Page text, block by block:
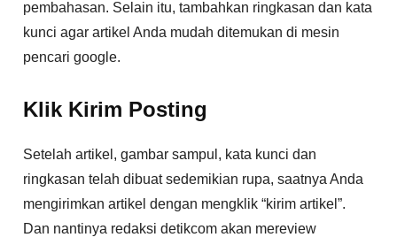
pembahasan. Selain itu, tambahkan ringkasan dan kata
kunci agar artikel Anda mudah ditemukan di mesin
pencari google.
Klik Kirim Posting
Setelah artikel, gambar sampul, kata kunci dan
ringkasan telah dibuat sedemikian rupa, saatnya Anda
mengirimkan artikel dengan mengklik “kirim artikel”.
Dan nantinya redaksi detikcom akan mereview